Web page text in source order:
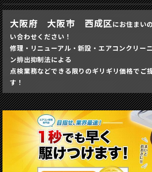
大阪府 大阪市 西成区にお住まい
い合わせください！
修理・リニューアル・新設・エアコンクリー
ン排出抑制法による
点検業務などできる限りのギリギリ価格でご
す！